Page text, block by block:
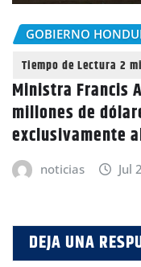
GOBIERNO
Ministra Francis
millones de
exclusivamente
noticias Jul
DEJA UNA